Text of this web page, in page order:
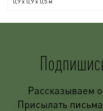
Рассказываем
Присылать